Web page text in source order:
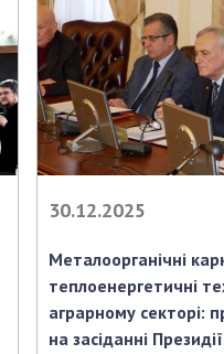
30.12.2025
Металоорганічні
теплоенергетичні
аграрному секторі:
на засіданні